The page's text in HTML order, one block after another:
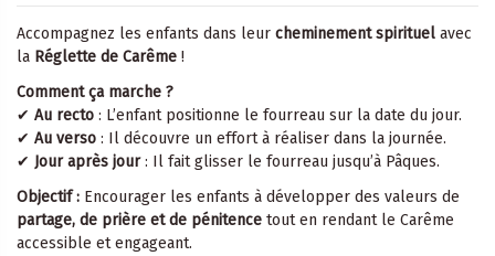
Accompagnez les enfants dans leur cheminement spirituel avec
la Réglette de Carême !
Comment ça marche ?
✔ Au recto : L’enfant positionne le fourreau sur la date du jour.
✔ Au verso : Il découvre un effort à réaliser dans la journée.
✔ Jour après jour: Il fait glisser le fourreau jusqu’à Pâques.
Objectif : Encourager les enfants à développer des valeurs de
partage, de prière et de pénitence tout en rendant le Carême
accessible et engageant.